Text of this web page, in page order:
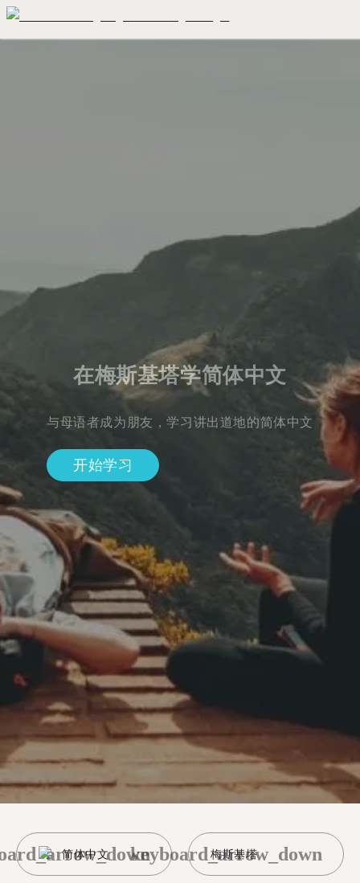
在梅斯基塔学简体中文
与母语者成为朋友，学习讲出道地的简体中文
开始学习
简体中文 梅斯基塔
keyboard_arrow_down